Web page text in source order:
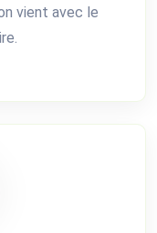
vient avec le